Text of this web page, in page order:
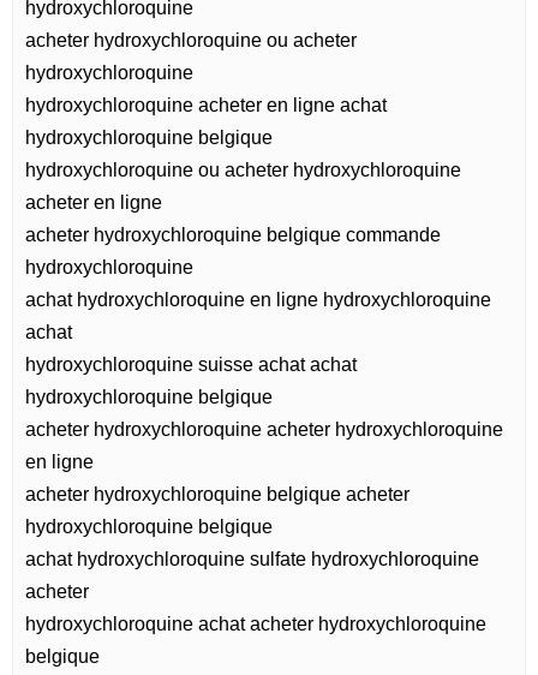
hydroxychloroquine
acheter hydroxychloroquine ou acheter
hydroxychloroquine
hydroxychloroquine acheter en ligne achat
hydroxychloroquine belgique
hydroxychloroquine ou acheter hydroxychloroquine
acheter en ligne
acheter hydroxychloroquine belgique commande
hydroxychloroquine
achat hydroxychloroquine en ligne hydroxychloroquine
achat
hydroxychloroquine suisse achat achat
hydroxychloroquine belgique
acheter hydroxychloroquine acheter hydroxychloroquine
en ligne
acheter hydroxychloroquine belgique acheter
hydroxychloroquine belgique
achat hydroxychloroquine sulfate hydroxychloroquine
acheter
hydroxychloroquine achat acheter hydroxychloroquine
belgique